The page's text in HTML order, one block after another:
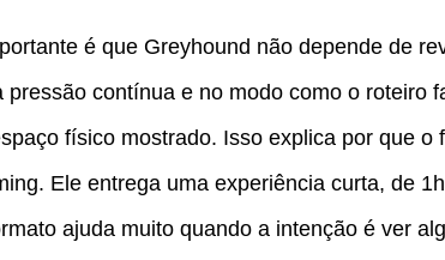
é que Greyhound não depende de
pressão contínua e no modo como o roteiro
físico mostrado. Isso explica por que o
Ele entrega uma experiência curta, de
ajuda muito quando a intenção é ver